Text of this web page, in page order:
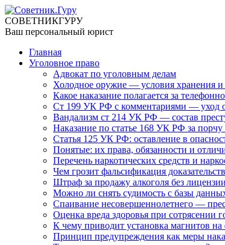
СОВЕТНИКГУРУ
Ваш персональный юрист
Главная
Уголовное право
Адвокат по уголовным делам
Холодное оружие — условия хранения
Какое наказание полагается за
Ст 199 УК РФ с комментариями — уход
Вандализм ст 214 УК РФ — состав
Наказание по статье 168 УК РФ за
Статья 125 УК РФ: оставление в
Понятые: их права, обязанности и
Перечень наркотических средств и
Чем грозит фальсификация
Штраф за продажу алкоголя без лицензии
Можно ли снять судимость с базы
Спаивание несовершеннолетнего —
Оценка вреда здоровья при сотрясении
К чему приводит установка магнитов
Принцип предупреждения как меры